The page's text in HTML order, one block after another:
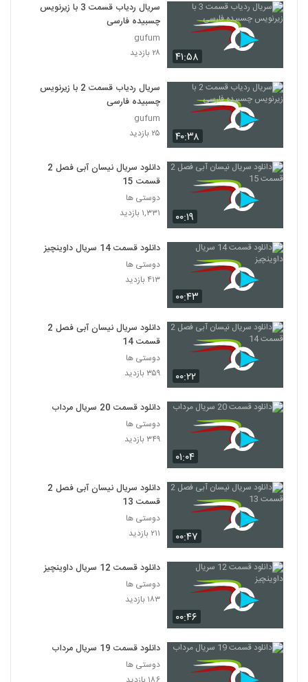
۴۱:۵۸
سریال ردیاب قسمت 3 با زیرنویس
چسبیده فارسی
gufum
۲۸ بازدید
۴۰:۳۸
سریال ردیاب قسمت 2 با زیرنویس
چسبیده فارسی
gufum
۲۵ بازدید
۰۰:۱۹
دانلود سریال نیسان آبی فصل 2
قسمت 15
دوستی ها
۱,۳۳۱ بازدید
۰۰:۴۳
دانلود قسمت 14 سریال داوینچیز
دوستی ها
۴۱۳ بازدید
۰۰:۲۲
دانلود سریال نیسان آبی فصل 2
قسمت 14
دوستی ها
۳۵۹ بازدید
۰۱:۰۴
دانلود قسمت 20 سریال مرداب
دوستی ها
۳۴۹ بازدید
۰۰:۴۷
دانلود سریال نیسان آبی فصل 2
قسمت 13
دوستی ها
۲۱۱ بازدید
۰۰:۴۶
دانلود قسمت 12 سریال داوینچیز
دوستی ها
۱۸۳ بازدید
دانلود قسمت 19 سریال مرداب
دوستی ها